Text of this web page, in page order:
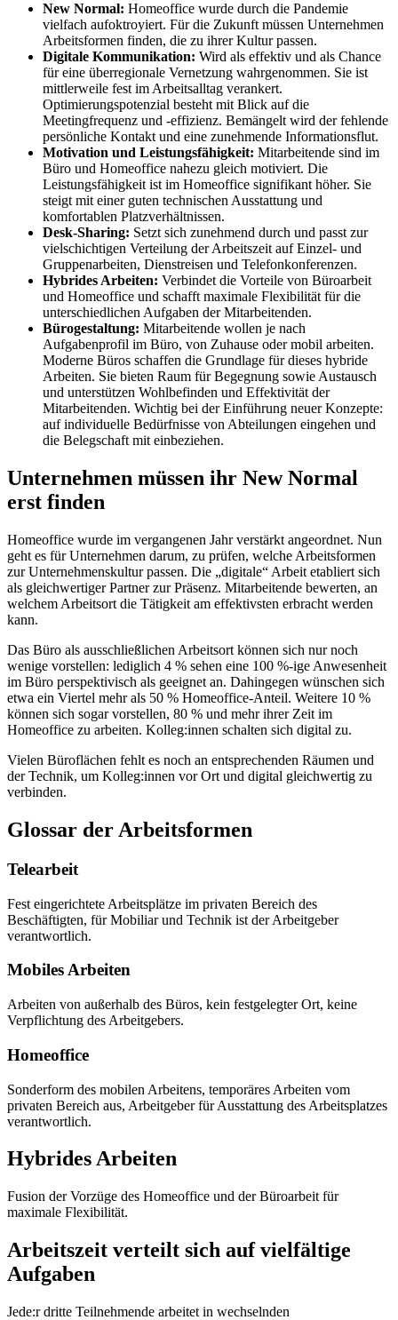
New Normal: Homeoffice wurde durch die Pandemie
vielfach aufoktroyiert. Für die Zukunft müssen Unternehmen
Arbeitsformen finden, die zu ihrer Kultur passen.
Digitale Kommunikation: Wird als effektiv und als Chance
für eine überregionale Vernetzung wahrgenommen. Sie ist
mittlerweile fest im Arbeitsalltag verankert.
Optimierungspotenzial besteht mit Blick auf die
Meetingfrequenz und -effizienz. Bemängelt wird der fehlende
persönliche Kontakt und eine zunehmende Informationsflut.
Motivation und Leistungsfähigkeit: Mitarbeitende sind im
Büro und Homeoffice nahezu gleich motiviert. Die
Leistungsfähigkeit ist im Homeoffice signifikant höher. Sie
steigt mit einer guten technischen Ausstattung und
komfortablen Platzverhältnissen.
Desk-Sharing: Setzt sich zunehmend durch und passt zur
vielschichtigen Verteilung der Arbeitszeit auf Einzel- und
Gruppenarbeiten, Dienstreisen und Telefonkonferenzen.
Hybrides Arbeiten: Verbindet die Vorteile von Büroarbeit
und Homeoffice und schafft maximale Flexibilität für die
unterschiedlichen Aufgaben der Mitarbeitenden.
Bürogestaltung: Mitarbeitende wollen je nach
Aufgabenprofil im Büro, von Zuhause oder mobil arbeiten.
Moderne Büros schaffen die Grundlage für dieses hybride
Arbeiten. Sie bieten Raum für Begegnung sowie Austausch
und unterstützen Wohlbefinden und Effektivität der
Mitarbeitenden. Wichtig bei der Einführung neuer Konzepte:
auf individuelle Bedürfnisse von Abteilungen eingehen und
die Belegschaft mit einbeziehen.
Unternehmen müssen ihr New Normal
erst finden
Homeoffice wurde im vergangenen Jahr verstärkt angeordnet. Nun
geht es für Unternehmen darum, zu prüfen, welche Arbeitsformen
zur Unternehmenskultur passen. Die „digitale“ Arbeit etabliert sich
als gleichwertiger Partner zur Präsenz. Mitarbeitende bewerten, an
welchem Arbeitsort die Tätigkeit am effektivsten erbracht werden
kann.
Das Büro als ausschließlichen Arbeitsort können sich nur noch
wenige vorstellen: lediglich 4 % sehen eine 100 %-ige Anwesenheit
im Büro perspektivisch als geeignet an. Dahingegen wünschen sich
etwa ein Viertel mehr als 50 % Homeoffice-Anteil. Weitere 10 %
können sich sogar vorstellen, 80 % und mehr ihrer Zeit im
Homeoffice zu arbeiten. Kolleg:innen schalten sich digital zu.
Vielen Büroflächen fehlt es noch an entsprechenden Räumen und
der Technik, um Kolleg:innen vor Ort und digital gleichwertig zu
verbinden.
Glossar der Arbeitsformen
Telearbeit
Fest eingerichtete Arbeitsplätze im privaten Bereich des
Beschäftigten, für Mobiliar und Technik ist der Arbeitgeber
verantwortlich.
Mobiles Arbeiten
Arbeiten von außerhalb des Büros, kein festgelegter Ort, keine
Verpflichtung des Arbeitgebers.
Homeoffice
Sonderform des mobilen Arbeitens, temporäres Arbeiten vom
privaten Bereich aus, Arbeitgeber für Ausstattung des Arbeitsplatzes
verantwortlich.
Hybrides Arbeiten
Fusion der Vorzüge des Homeoffice und der Büroarbeit für
maximale Flexibilität.
Arbeitszeit verteilt sich auf vielfältige
Aufgaben
Jede:r dritte Teilnehmende arbeitet in wechselnden